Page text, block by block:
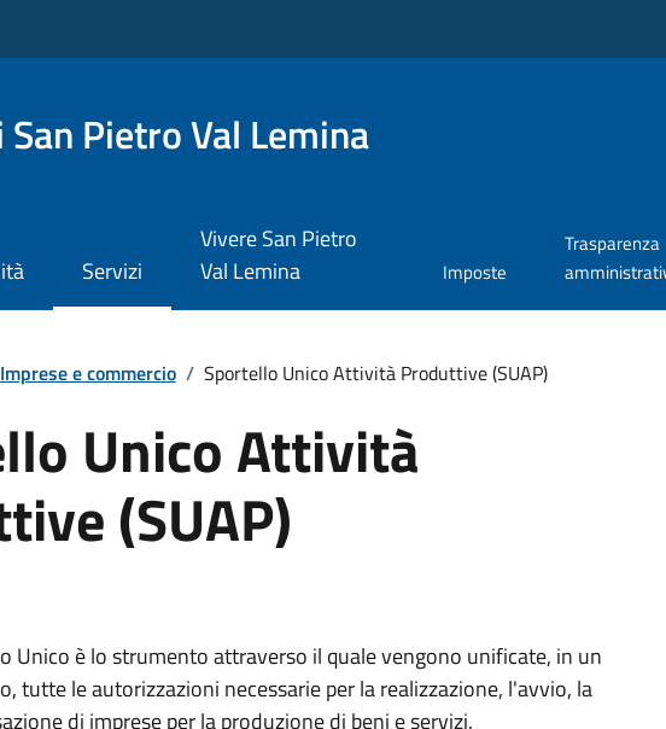
San Pietro Val Lemina
Servizi
Vivere San Pietro
Val Lemina
Imposte
Trasparenza
Imprese e commercio / Sportello Unico Attività Produttive (SUAP)
Unico Attività
(SUAP)
Unico è lo strumento attraverso il quale vengono unificate, in un
tutte le autorizzazioni necessarie per la realizzazione, l'avvio, la
di imprese per la produzione di beni e servizi.